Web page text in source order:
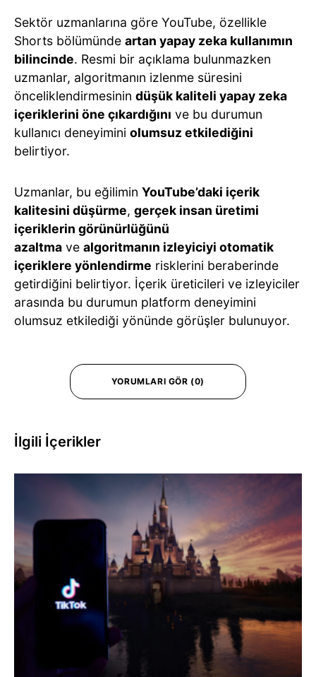
Sektör uzmanlarına göre YouTube, özellikle
Shorts bölümünde artan yapay zeka kullanımın
bilincinde. Resmi bir açıklama bulunmazken
uzmanlar, algoritmanın izlenme süresini
önceliklendirmesinin düşük kaliteli yapay zeka
içeriklerini öne çıkardığını ve bu durumun
kullanıcı deneyimini olumsuz etkilediğini
belirtiyor.
Uzmanlar, bu eğilimin YouTube’daki içerik
kalitesini düşürme, gerçek insan üretimi
içeriklerin görünürlüğünü
azaltma ve algoritmanın izleyiciyi otomatik
içeriklere yönlendirme risklerini beraberinde
getirdiğini belirtiyor. İçerik üreticileri ve izleyiciler
arasında bu durumun platform deneyimini
olumsuz etkilediği yönünde görüşler bulunuyor.
YORUMLARI GÖR (0)
İlgili İçerikler